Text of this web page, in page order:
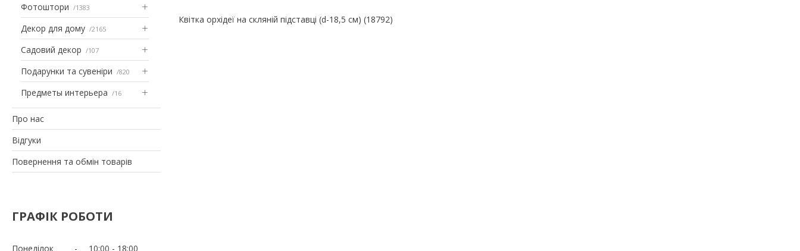
Фотоштори 1383
Декор для дому 2165
Садовий декор 107
Подарунки та сувеніри 820
Предметы интерьера 16
Про нас
Відгуки
Повернення та обмін товарів
ГРАФІК РОБОТИ
Понеділок 10:00 18:00
Квітка орхідеї на скляній підставці (d-18,5 см) (18792)